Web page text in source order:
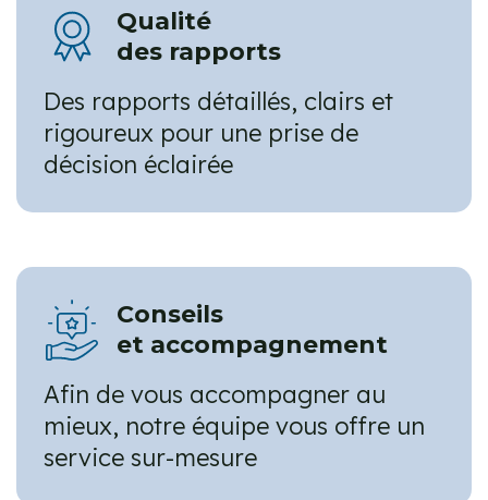
Qualité
des rapports
Des rapports détaillés, clairs et
rigoureux pour une prise de
décision éclairée
Conseils
et accompagnement
Afin de vous accompagner au
mieux, notre équipe vous offre un
service sur-mesure